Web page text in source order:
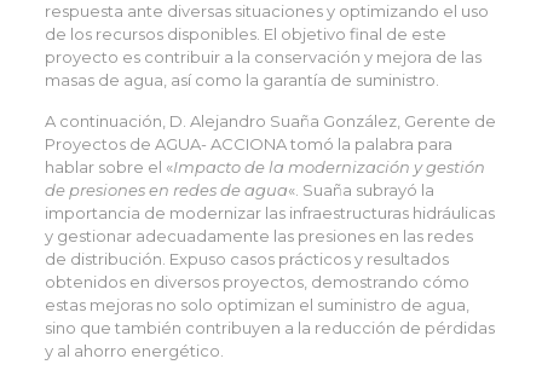
respuesta ante diversas situaciones y optimizando el uso
de los recursos disponibles. El objetivo final de este
proyecto es contribuir a la conservación y mejora de las
masas de agua, así como la garantía de suministro.
A continuación, D. Alejandro Suaña González, Gerente de
Proyectos de AGUA- ACCIONA tomó la palabra para
hablar sobre el «Impacto de la modernización y gestión
de presiones en redes de agua«. Suaña subrayó la
importancia de modernizar las infraestructuras hidráulicas
y gestionar adecuadamente las presiones en las redes
de distribución. Expuso casos prácticos y resultados
obtenidos en diversos proyectos, demostrando cómo
estas mejoras no solo optimizan el suministro de agua,
sino que también contribuyen a la reducción de pérdidas
y al ahorro energético.